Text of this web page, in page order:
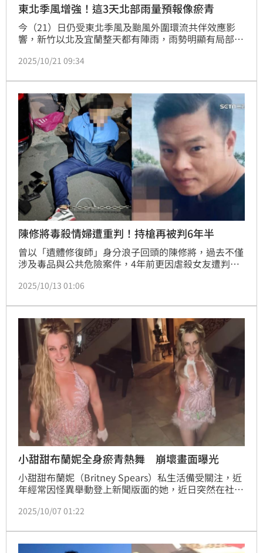
東北季風增強！這3天北部雨量預報像瘀青
今（21）日仍受東北季風及颱風外圍環流共伴效應影
響，新竹以北及宜蘭整天都有陣雨，雨勢明顯有局部大
地、大臺北山區及宜蘭山區應防範長時間強降雨，易有
到今年的秋天是這麼開始的」。
2025/10/21 09:34
陳修將毒殺情婦遭重判！持槍再被判6年半
曾以「遺體修復師」身分浪子回頭的陳修將，過去不僅
涉及毒品與公共危險案件，4年前更因虐殺女友遭判刑
行動，今年5月在彰化員林遭警方圍捕時拒捕襲警，並
持槍部分宣判，依違反《槍砲彈藥刀械管制條例》，判
處陳修將有期徒刑6年6月，併科罰金10萬元，全案可
上訴。
2025/10/13 01:06
小甜甜布蘭妮全身瘀青熱舞 崩壞畫面曝光
小甜甜布蘭妮（Britney Spears）私生活備受關注，近
年經常因怪異舉動登上新聞版面的她，近日突然在社群
掌及膝蓋還纏著繃帶，再度引發外界熱議。對此，布蘭
是斷了」。
2025/10/07 01:22